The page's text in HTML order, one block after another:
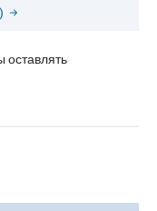
оставлять